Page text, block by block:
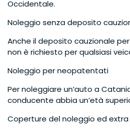
Occidentale.
Noleggio senza deposito
Anche il deposito cauzionale
non è richiesto per qualsiasi
Noleggio per neopatentati
Per noleggiare un’auto a
conducente abbia un’età
Coperture del noleggio ed extra